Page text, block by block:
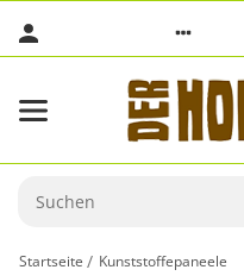
Startseite Kunststoffepaneele